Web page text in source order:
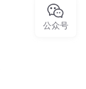
公众号